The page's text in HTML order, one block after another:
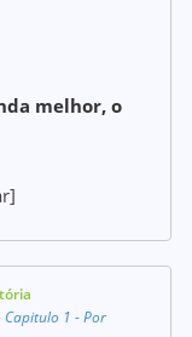
melhor, o
Capitulo 1 - Por